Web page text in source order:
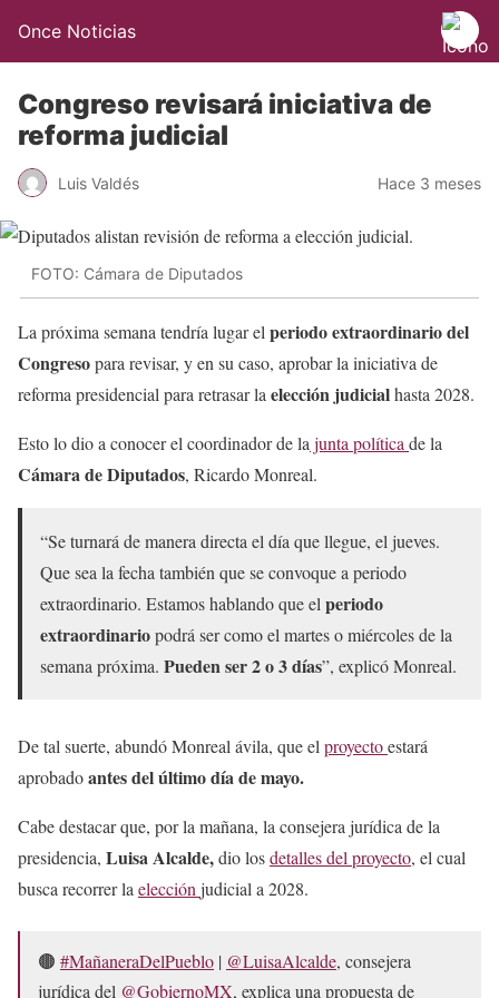
Once Noticias
Congreso revisará iniciativa de
reforma judicial
Luis Valdés Hace 3 meses
FOTO: Cámara de Diputados
La próxima semana tendría lugar el periodo extraordinario del
Congresopara revisar, y en su caso, aprobar la iniciativa de
reforma presidencial para retrasar la elección judicialhasta 2028.
Esto lo dio a conocer el coordinador de la junta política de la
Cámara de Diputados, Ricardo Monreal.
“Se turnará de manera directa el día que llegue, el jueves.
Que sea la fecha también que se convoque a periodo
extraordinario. Estamos hablando que el periodo
extraordinariopodrá ser como el martes o miércoles de la
semana próxima. Pueden ser 2 o 3 días”, explicó Monreal.
De tal suerte, abundó Monreal ávila, que el proyectoestará
aprobadoantes del último día de mayo.
Cabe destacar que, por la mañana, la consejera jurídica de la
presidencia, Luisa Alcalde,dio losdetalles del proyecto, el cual
busca recorrer la elección judicial a 2028.
🟤 #MañaneraDelPueblo | @LuisaAlcalde, consejera
jurídica del @GobiernoMX, explica una propuesta de